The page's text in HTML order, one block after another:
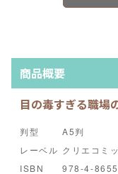
商品概要
目の毒すぎる職場
判型
A5判
レーベル クリエコミ
ISBN
978-4-